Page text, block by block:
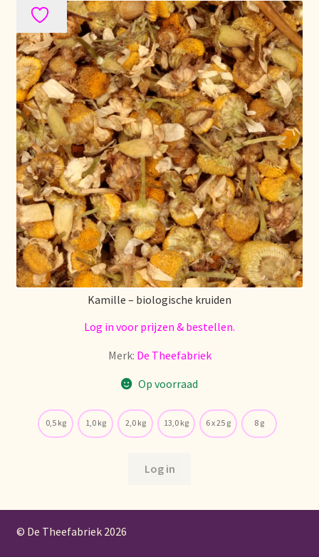
Kamille – biologische kruiden
Log in voor prijzen & bestellen.
Merk: De Theefabriek
Op voorraad
0,5 kg 1,0 kg 2,0 kg 13,0 kg 6 x 25 g 8 g
Log in
© De Theefabriek 2026